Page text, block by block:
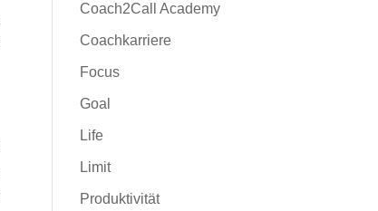
Coach2Call Academy
Coachkarriere
Focus
Goal
Life
Limit
Produktivität